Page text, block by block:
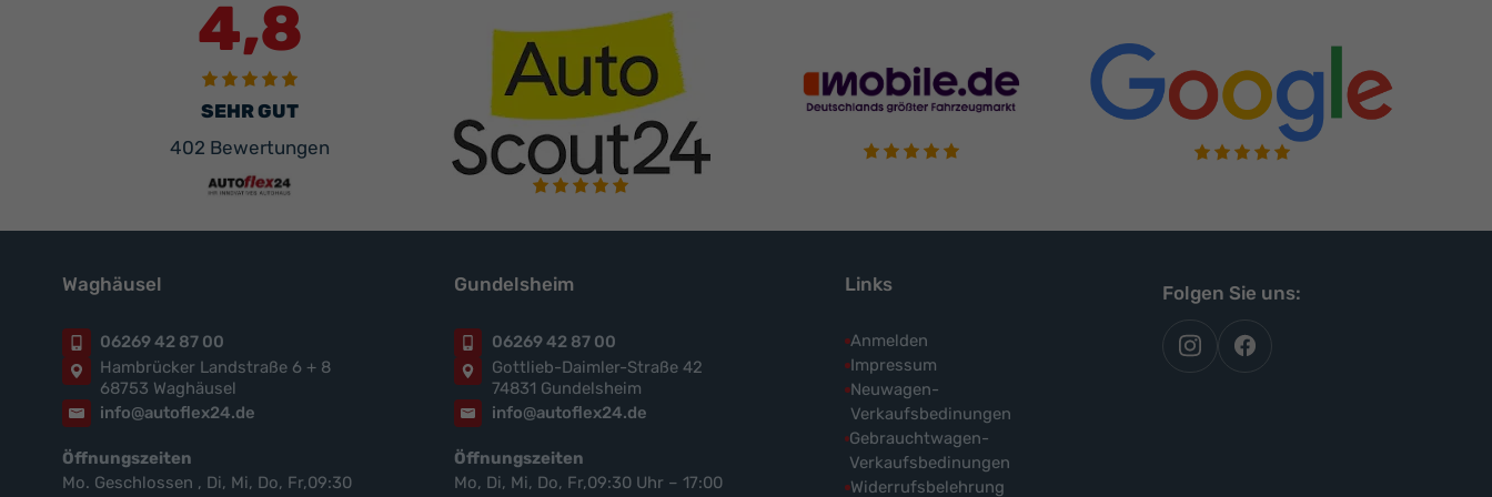
4,8
SEHR GUT
402 Bewertungen
Waghäusel
06269 42 87 00
Hambrücker Landstraße 6 + 8
68753 Waghäusel
info@autoflex24.de
Öffnungszeiten
Mo. Geschlossen , Di, Mi, Do, Fr,09:30
Gundelsheim
06269 42 87 00
Gottlieb-Daimler-Straße 42
74831 Gundelsheim
info@autoflex24.de
Öffnungszeiten
Mo, Di, Mi, Do, Fr,09:30 Uhr – 17:00
Links
Anmelden
Impressum
Neuwagen-
Verkaufsbedinungen
Gebrauchtwagen-
Verkaufsbedinungen
Widerrufsbelehrung
Folgen Sie uns:
autoflex
auf
autoflex24
auf